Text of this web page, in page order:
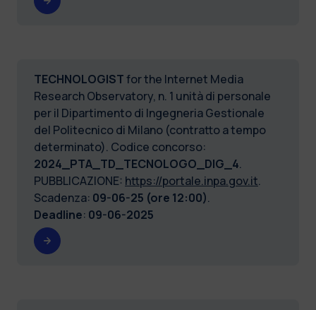
TECHNOLOGISTfor the Internet Media
Research Observatory, n. 1 unità di personale
per il Dipartimento di Ingegneria Gestionale
del Politecnico di Milano (contratto a tempo
determinato). Codice concorso:
2024_PTA_TD_TECNOLOGO_DIG_4.
PUBBLICAZIONE: https://portale.inpa.gov.it.
Scadenza: 09-06-25 (ore 12:00).
Deadline: 09-06-2025